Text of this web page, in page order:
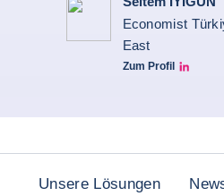
Economist
East
Zum Profil
Seltem Linkedin
Unsere Lösungen